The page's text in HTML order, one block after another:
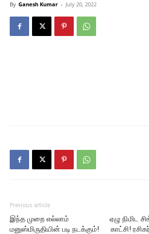
By Ganesh Kumar - July 20, 2022
Previous article
இந்த முறை எல்லாம்
மனுஸ்மிருதியின் படி நடக்கும்!
ஏழு நிமிட
காட்சி!